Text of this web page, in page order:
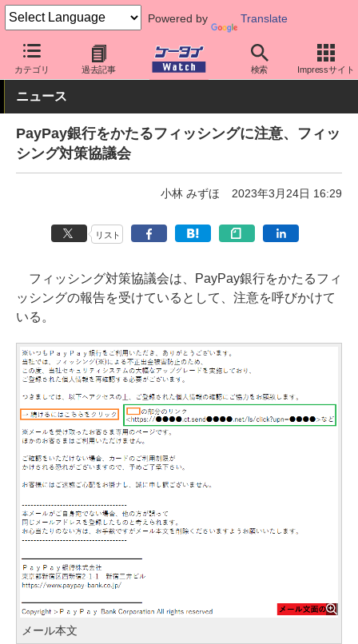
Powered by Translate
カテゴリ 過去記事 検索 Impressサイト
ケータイ Watch 業界動向 その他
ニュース
PayPay銀行をかたるフィッシングに注意、フィッ
シング対策協議会
小林 みずほ 2023年3月24日 16:29
リスト
フィッシング対策協議会は、PayPay銀行をかたるフィ
ッシングの報告を受けているとして、注意を呼びかけて
いる。
メール本文